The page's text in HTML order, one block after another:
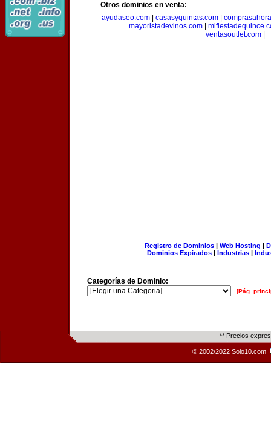
Otros dominios en venta:
ayudaseo.com
casasyquintas.com
mayoristadevinos.com
ventasoutlet.com
Registro de Dominios| Web Hosting |
Dominios Expirados | Industrias |
Categorías de Dominio:
[Pág.
** Precios
© 2002/2022 Solo10.com